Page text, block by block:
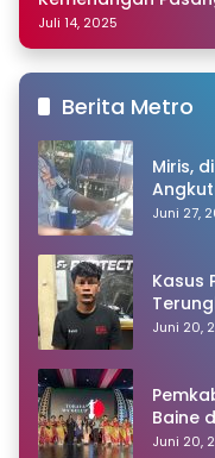
Sulsel
Juli 14, 2025
Berita Metro
Miris,
Juni 27,
Kasus
Polisi
Juni 20,
Baine
Juni 20,